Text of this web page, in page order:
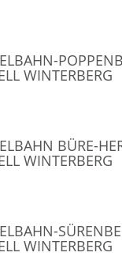
WINTERBERG
BÜRE-
WINTERBERG
WINTERBERG